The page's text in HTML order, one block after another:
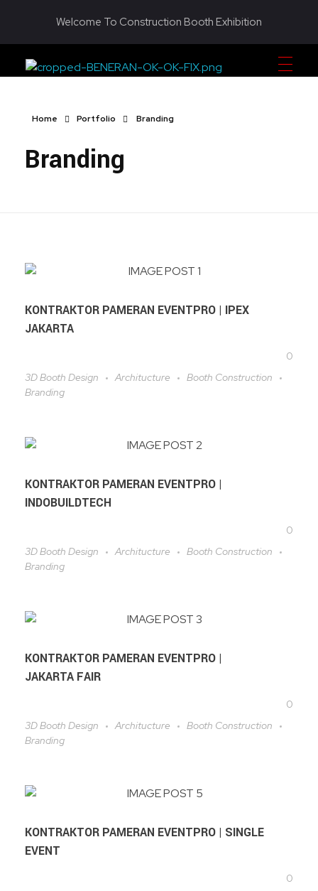
Welcome To Construction Booth Exhibition
Home Portfolio Branding
Branding
KONTRAKTOR PAMERAN EVENTPRO | IPEX
JAKARTA
0
3D Booth Design
Architucture
Booth Construction
Branding
KONTRAKTOR PAMERAN EVENTPRO |
INDOBUILDTECH
0
3D Booth Design
Architucture
Booth Construction
Branding
KONTRAKTOR PAMERAN EVENTPRO |
JAKARTA FAIR
0
3D Booth Design
Architucture
Booth Construction
Branding
KONTRAKTOR PAMERAN EVENTPRO | SINGLE
EVENT
0